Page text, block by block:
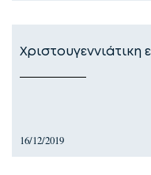
Χριστουγεννιάτικη
16/12/2019